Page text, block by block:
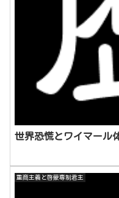
世界恐慌とワイマール
重商主義と啓蒙専制君主